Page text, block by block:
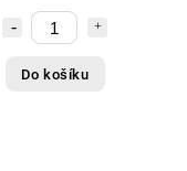
Do košíku